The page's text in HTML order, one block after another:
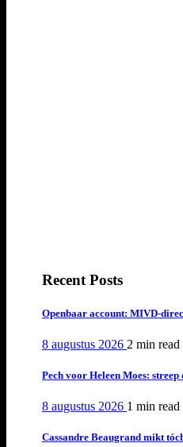
Recent Posts
Openbaar account: MIVD-
8 augustus 2026 2 min read
Pech voor Heleen Moes:
8 augustus 2026 1 min read
Cassandre Beaugrand mikt